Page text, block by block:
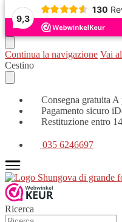
9,3
130
Continua la navigazione Vai
Cestino
Consegna gratuita
Pagamento sicuro
Restituzione entro
035 6246697
Ricerca